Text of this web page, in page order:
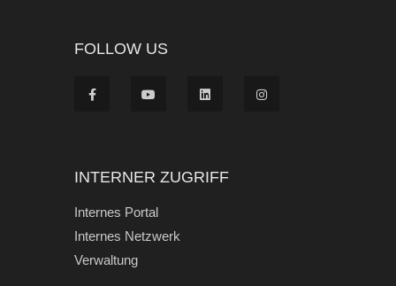
FOLLOW US
INTERNER ZUGRIFF
Internes Portal
Internes Netzwerk
Verwaltung